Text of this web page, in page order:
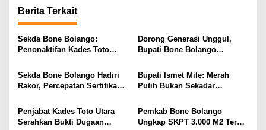
a
s
i
o
Berita Terkait
Sekda Bone Bolango:
Penonaktifan Kades Toto
Dorong Generasi Unggul,
Bupati Bone Bolango
dan Teknologi sejak Dini
Sekda Bone Bolango Hadiri
Rakor, Percepatan Sertifikasi
​Bupati Ismet Mile: Merah
Putih Bukan Sekadar
Persatuan dan Pengorbanan
Penjabat Kades Toto Utara
Serahkan Bukti Dugaan
Pemkab Bone Bolango
Ungkap SKPT 3.000 M2 Terbit